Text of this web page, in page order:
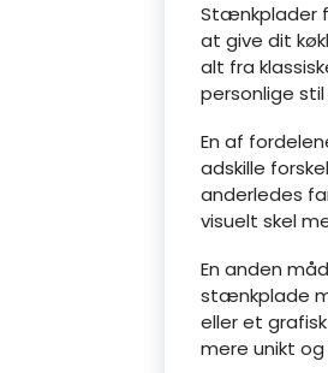
Stænkplader
at give dit
alt fra
personlige
En af
adskille
anderledes
visuelt skel
En anden
stænkplade
eller et
mere unikt